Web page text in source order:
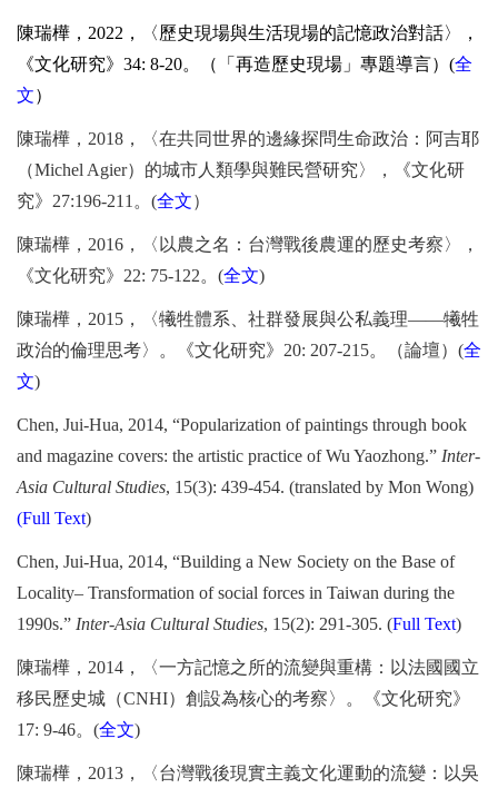
陳瑞樺， 2022 ，〈歷史現場與生活現場的記憶政治對話〉，
《文化研究》 34: 8-20。（「再造歷史現場」專題導言） (全
文）
陳瑞樺， 2018 ，〈在共同世界的邊緣探問生命政治：阿吉耶
（Michel Agier）的城市人類學與難民營研究〉，《文化研
究》 27:196-211 。 (全文）
陳瑞樺， 2016 ，〈以農之名：台灣戰後農運的歷史考察〉，
《文化研究》 22: 75-122。 (全文)
陳瑞樺， 2015 ，〈犧牲體系、社群發展與公私義理——犧牲
政治的倫理思考〉。《文化研究》 20: 207-215。（論壇） (全
文)
Chen, Jui-Hua, 2014, “Popularization of paintings through book
and magazine covers: the artistic practice of Wu Yaozhong.” Inter-
Asia Cultural Studies, 15(3): 439-454. (translated by Mon Wong)
(Full Text)
Chen, Jui-Hua, 2014, “Building a New Society on the Base of
Locality– Transformation of social forces in Taiwan during the
1990s.” Inter-Asia Cultural Studies, 15(2): 291-305. (Full Text)
陳瑞樺， 2014 ，〈一方記憶之所的流變與重構：以法國國立
移民歷史城（CNHI）創設為核心的考察〉。《文化研究》
17: 9-46。 (全文)
陳瑞樺， 2013 ，〈台灣戰後現實主義文化運動的流變：以吳